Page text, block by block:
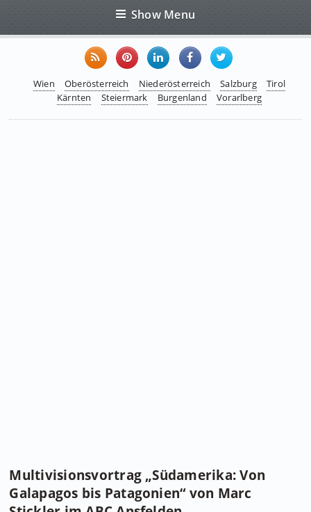
Show Menu
Wien Oberösterreich Niederösterreich Salzburg
Tirol
Kärnten
Steiermark Burgenland Vorarlberg
Multivisionsvortrag „Südamerika: Von
Galapagos bis Patagonien“ von Marc